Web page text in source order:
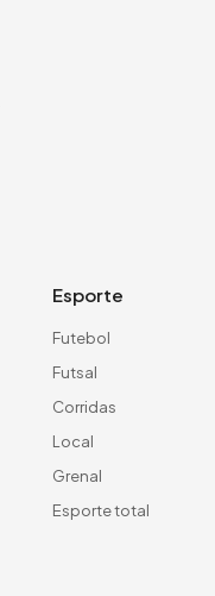
Esporte
Futebol
Futsal
Corridas
Local
Grenal
Esporte total